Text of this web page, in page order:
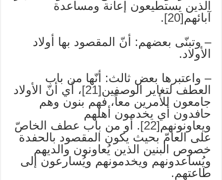
الذين يستطيعون إعانة ومساعدة
آبائهم[20]
.
– وتبنّى بعضهم: أنّ المقصود بها أولاد
الأولاد.
– واعتبرها بعض ثالث: أنّها من باب
العطف لتغاير الوصفين[21]
، أي أنّ الأولاد
جامعون للأمرين معاً، فهم بنون وهم
حافدون أي يخدمون أهلهم
ويعاونونهم[22]
. أو من باب عطف الخاصّ
على العامّ بحيث يكون المقصود بالحفدة
خصوص البنين الذين يُعاونون والديهم
ويُساعدونهم ويخدمونهم ويُسارعون إلى
طاعتهم.